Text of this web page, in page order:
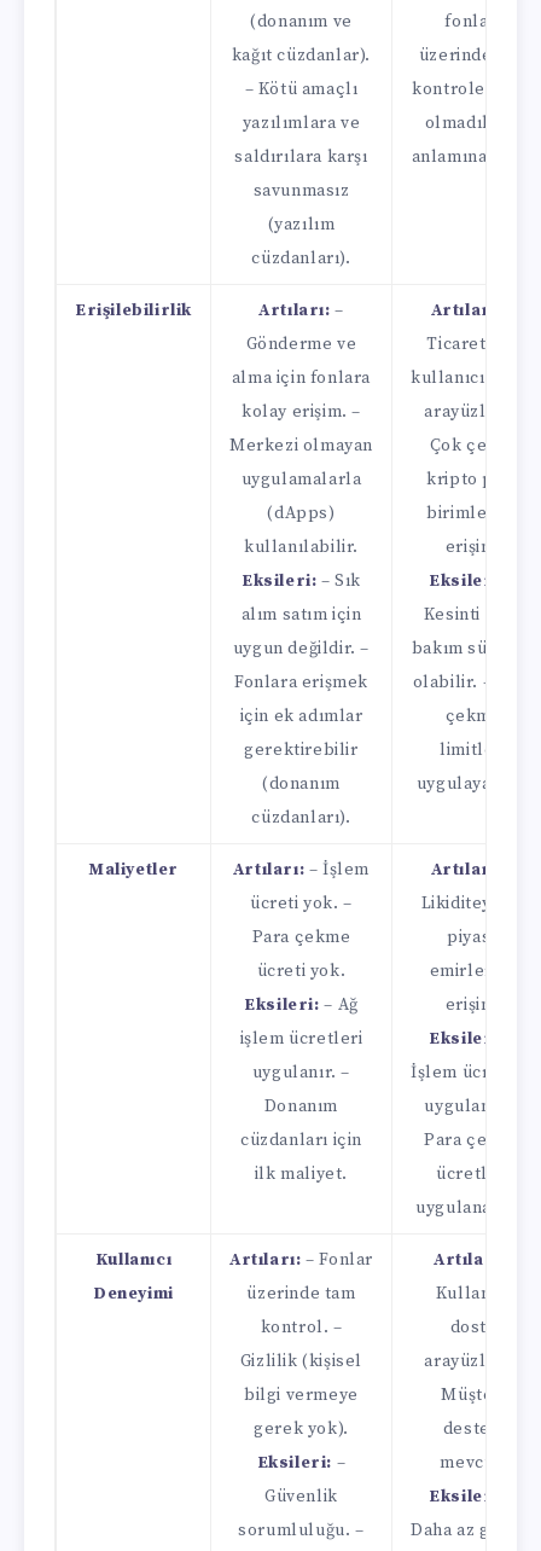
(donanım ve
kağıt cüzdanlar).
– Kötü amaçlı
yazılımlara ve
saldırılara karşı
savunmasız
(yazılım
cüzdanları).
fonları
üzerinde tam
kontrole sahip
olmadıkları
anlamına gelir.
Erişilebilirlik Artıları: –
Gönderme ve
alma için fonlara
kolay erişim. –
Merkezi olmayan
uygulamalarla
(dApps)
kullanılabilir.
Eksileri: – Sık
alım satım için
uygun değildir. –
Fonlara erişmek
için ek adımlar
gerektirebilir
(donanım
cüzdanları).
Artıları:
Ticaret için
kullanıcı dostu
arayüzler. –
Çok çeşitli
kripto para
birimlerine
erişim.
Eksileri:
Kesinti veya
bakım süreleri
olabilir. – Para
çekme
limitleri
uygulayabilir.
Maliyetler Artıları: – İşlem
ücreti yok. –
Para çekme
ücreti yok.
Eksileri: – Ağ
işlem ücretleri
uygulanır. –
Donanım
cüzdanları için
ilk maliyet.
Artıları:
Likiditeye ve
piyasa
emirlerine
erişim.
Eksileri:
İşlem ücretleri
uygulanır. –
Para çekme
ücretleri
uygulanabilir.
Kullanıcı
Deneyimi
Artıları: – Fonlar
üzerinde tam
kontrol. –
Gizlilik (kişisel
bilgi vermeye
gerek yok).
Eksileri: –
Güvenlik
sorumluluğu. –
Artıları
Kullanıcı
dostu
arayüzler. –
Müşteri
desteği
mevcut.
Eksileri:
Daha az gizlilik